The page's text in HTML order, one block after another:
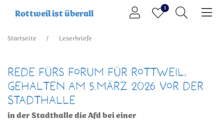
Rottweil ist überall 1
Startseite Leserbriefe
Rede fürs Forum für Rottweil,
gehalten am 5.März 2026 vor der
Stadthalle
in der Stadthalle die Afd bei einer